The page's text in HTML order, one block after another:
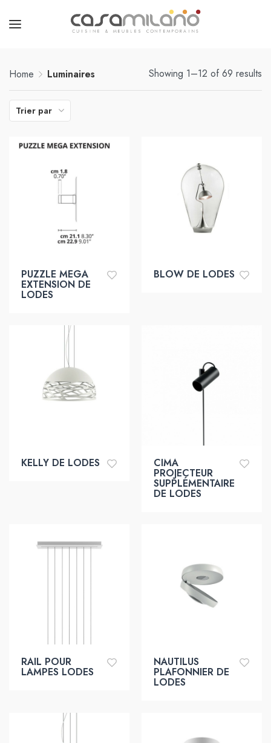
Home Luminaires Showing 1–12 of 69 results
Trier par
PUZZLE MEGA
EXTENSION DE
LODES
BLOW DE LODES
KELLY DE LODES CIMA
PROJECTEUR
SUPPLÉMENTAIRE
DE LODES
RAIL POUR
LAMPES LODES
NAUTILUS
PLAFONNIER DE
LODES